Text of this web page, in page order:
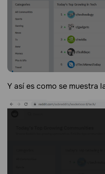
Y así es como se muestra